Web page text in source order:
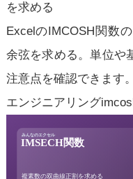
を求める
ExcelのIMCOSH関数
余弦を求める。単位や
注意点を確認できます。
エンジニアリング